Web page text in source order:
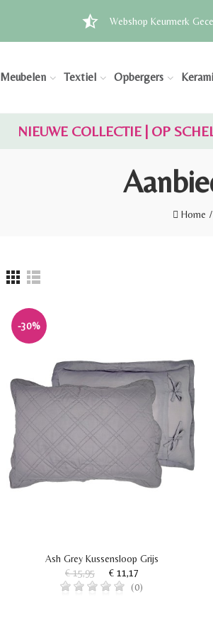
Webshop Keurmerk
Meubelen Textiel Opbergers
NIEUWE COLLECTIE | OP
Home
-30%
Ash Grey Kussensloop Grijs
€ 15,95
€ 11,17
(0)